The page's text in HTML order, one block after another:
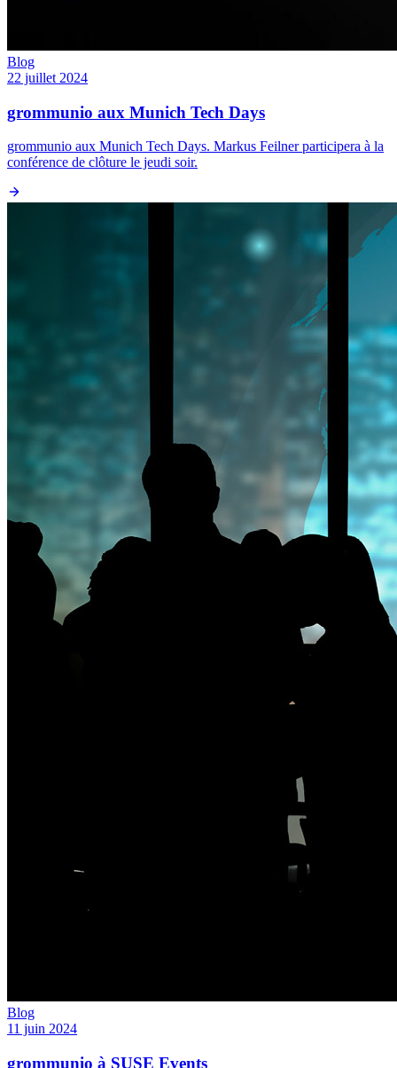
Blog
22 juillet 2024
grommunio aux Munich Tech Days
grommunio aux Munich Tech Days. Markus Feilner participera à la
conférence de clôture le jeudi soir.
Blog
11 juin 2024
grommunio à SUSE Events